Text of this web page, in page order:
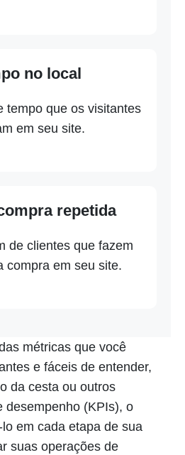
no local
tempo que os visitantes
em seu site.
repetida
de clientes que fazem
compra em seu site.
métricas que você
e fáceis de entender,
da cesta ou outros
desempenho (KPIs), o
em cada etapa de sua
suas operações de